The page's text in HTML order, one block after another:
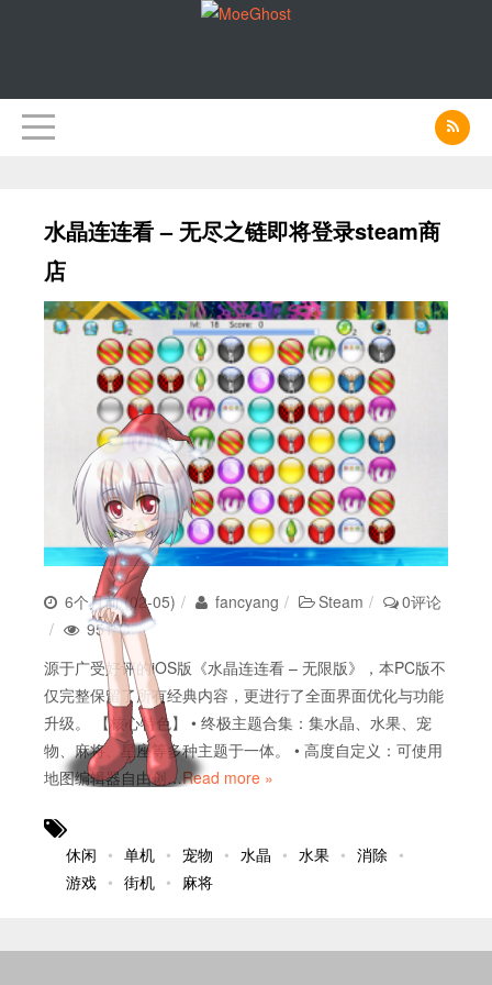
水晶连连看 – 无尽之链即将登录steam商
店
6个月前 (02-05) fancyang Steam
0评论
951℃
源于广受好评的iOS版《水晶连连看 – 无限版》，本PC版不
仅完整保留了所有经典内容，更进行了全面界面优化与功能
升级。 【核心特色】 • 终极主题合集：集水晶、水果、宠
物、麻将、星座等多种主题于一体。 • 高度自定义：可使用
地图编辑器自由创…Read more »
休闲 单机 宠物 水晶 水果
消除
游戏
街机 麻将